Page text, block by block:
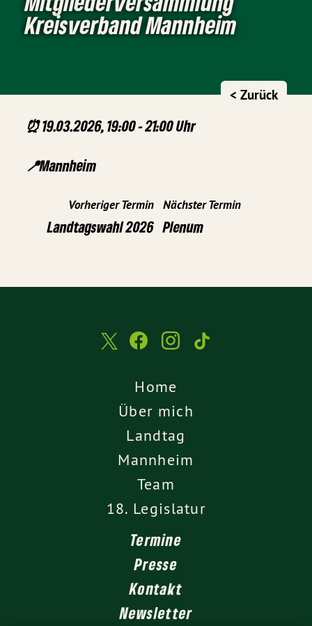
Kreisverband Mannheim
< Zurück
⏰ 19.03.2026, 19:00 - 21:00 Uhr
📍Mannheim
Vorheriger Termin
Landtagswahl 2026
Nächster Termin
Plenum
Home
Über mich
Landtag
Mannheim
Team
18. Legislatur
Termine
Presse
Kontakt
Newsletter